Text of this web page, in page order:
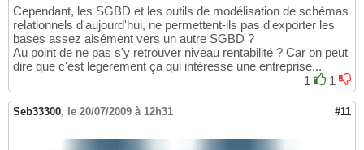
Cependant, les SGBD et les outils de modélisation de schémas
relationnels d'aujourd'hui, ne permettent-ils pas d'exporter les
bases assez aisément vers un autre SGBD ?
Au point de ne pas s'y retrouver niveau rentabilité ? Car on peut
dire que c'est légèrement ça qui intéresse une entreprise...
1
1
Seb33300, le 20/07/2009 à 12h31 #11